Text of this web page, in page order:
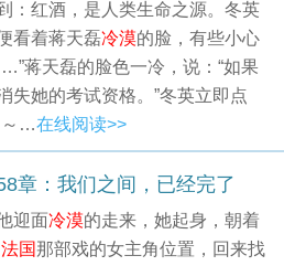
：红酒，是人类生命之源。冬英
看着蒋天磊冷漠的脸，有些小心
蒋天磊的脸色一冷，说：“如果
失她的考试资格。”冬英立即点
～…在线阅读>>
章：我们之间，已经完了
迎面冷漠的走来，她起身，朝着
法国那部戏的女主角位置，回来找